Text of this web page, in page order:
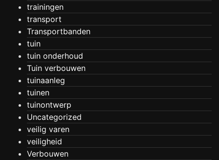
trainingen
transport
Transportbanden
tuin
tuin onderhoud
Tuin verbouwen
tuinaanleg
tuinen
tuinontwerp
Uncategorized
veilig varen
veiligheid
Verbouwen